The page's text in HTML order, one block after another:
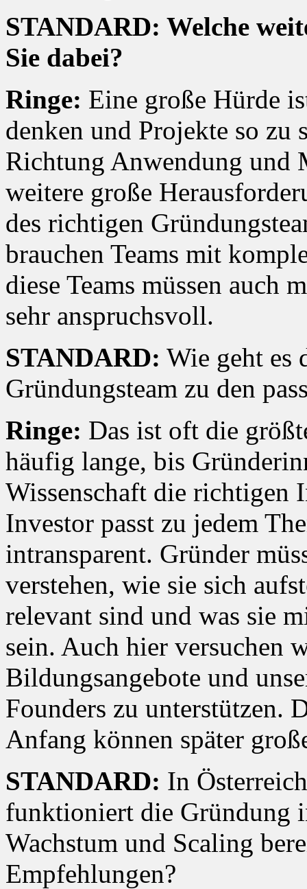
STANDARD: Welche
Sie dabei?
Ringe: Eine große Hürde
denken und Projekte so zu
Richtung Anwendung und
weitere große
des richtigen
brauchen Teams mit
diese Teams müssen auch
sehr anspruchsvoll.
STANDARD: Wie geht es
Gründungsteam zu den
Ringe: Das ist oft die
häufig lange, bis
Wissenschaft die richtigen
Investor passt zu jedem
intransparent. Gründer
verstehen, wie sie sich
relevant sind und was sie
sein. Auch hier versuchen
Bildungsangebote und
Founders zu unterstützen.
Anfang können später
STANDARD: In
funktioniert die Gründung
Wachstum und Scaling
Empfehlungen?